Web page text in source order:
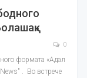
0
формата «Адал
. Во встрече